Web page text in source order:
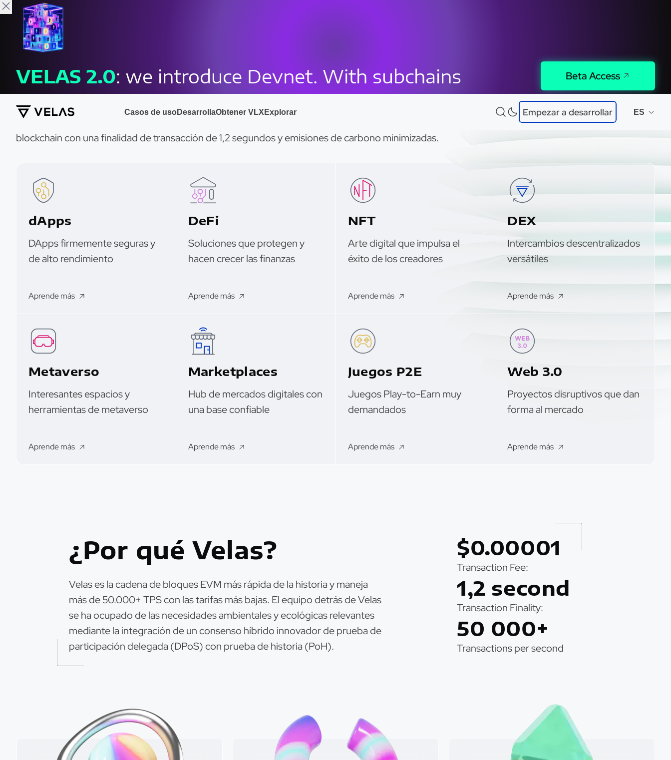
VELAS 2.0: we introduce Devnet. With subchains Beta Access
Casos de usoDesarrollaObtener VLX Explorar Empezar a desarrollar ES
Casos de Uso
Descubre casos de uso en profundidad
Vea cómo funcionan en la práctica los poderes híbridos de Velas EVM/eBPF, lo que permite crear proyectos
blockchain con una finalidad de transacción de 1,2 segundos y emisiones de carbono minimizadas.
dApps
DApps firmemente seguras y
de alto rendimiento
Aprende más
DeFi
Soluciones que protegen y
hacen crecer las finanzas
Aprende más
NFT
Arte digital que impulsa el
éxito de los creadores
Aprende más
DEX
Intercambios descentralizados
versátiles
Aprende más
Metaverso
Interesantes espacios y
herramientas de metaverso
Aprende más
Marketplaces
Hub de mercados digitales con
una base confiable
Aprende más
Juegos P2E
Juegos Play-to-Earn muy
demandados
Aprende más
Web 3.0
Proyectos disruptivos que dan
forma al mercado
Aprende más
¿Por qué Velas?
Velas es la cadena de bloques EVM más rápida de la historia y maneja
más de 50.000+ TPS con las tarifas más bajas. El equipo detrás de Velas
se ha ocupado de las necesidades ambientales y ecológicas relevantes
mediante la integración de un consenso híbrido innovador de prueba de
participación delegada (DPoS) con prueba de historia (PoH).
$0.00001
Transaction Fee:
1,2 second
Transaction Finality:
50 000+
Transactions per second